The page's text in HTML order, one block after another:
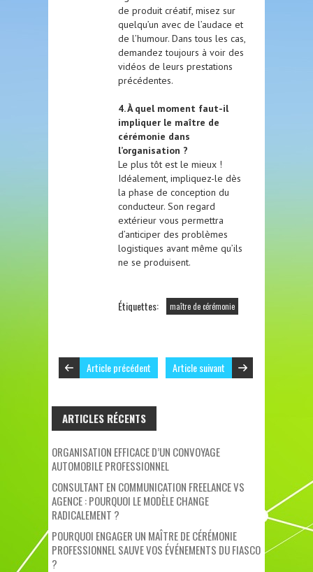
de produit créatif, misez sur
quelqu’un avec de l’audace et
de l’humour. Dans tous les cas,
demandez toujours à voir des
vidéos de leurs prestations
précédentes.
4. À quel moment faut-il
impliquer le maître de
cérémonie dans
l’organisation ?
Le plus tôt est le mieux !
Idéalement, impliquez-le dès
la phase de conception du
conducteur. Son regard
extérieur vous permettra
d’anticiper des problèmes
logistiques avant même qu’ils
ne se produisent.
Étiquettes: maître de cérémonie
Article précédent Article suivant
ARTICLES RÉCENTS
ORGANISATION EFFICACE D’UN CONVOYAGE
AUTOMOBILE PROFESSIONNEL
CONSULTANT EN COMMUNICATION FREELANCE VS
AGENCE : POURQUOI LE MODÈLE CHANGE
RADICALEMENT ?
POURQUOI ENGAGER UN MAÎTRE DE CÉRÉMONIE
PROFESSIONNEL SAUVE VOS ÉVÉNEMENTS DU FIASCO
?